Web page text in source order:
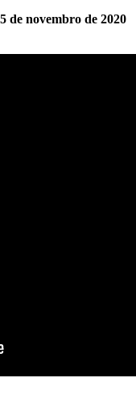
de novembro de 2020